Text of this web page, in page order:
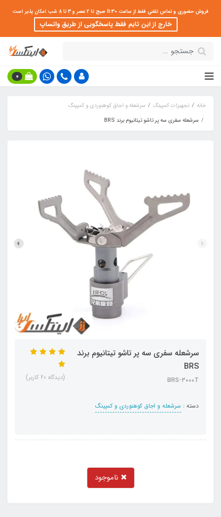
فروش حضوری و تماس تلفنی فقط از ساعت 11:30 صبح تا 2 عصر و 3 تا 8 شب امکان پذیر است
خارج از این تایم فقط پاسخگویی از طریق واتساپ
0
خانه تجهیزات کمپینگ
سرشعله و اجاق کوهنوردی و کمپینگ
سرشعله سفری سه پر تاشو تیتانیوم برند BRS
سرشعله سفری سه پر تاشو تیتانیوم برند
BRS
BRS-3000T
دسته : سرشعله و اجاق کوهنوردی و کمپینگ
(دیدگاه 20 کاربر)
ناموجود